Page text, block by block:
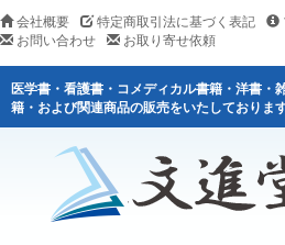
会社概要 特定商取引法に基づく表記
お問い合わせ
お取り寄せ依頼
医学書・看護書・コメディカル書籍・洋書・
籍・および関連商品の販売をいたしております